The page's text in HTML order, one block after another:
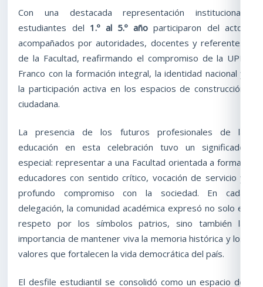
Con una destacada representación institucional,
estudiantes del 1.º al 5.º añoparticiparon del acto,
acompañados por autoridades, docentes y referentes
de la Facultad, reafirmando el compromiso de la UPE
Franco con la formación integral, la identidad nacional y
la participación activa en los espacios de construcción
ciudadana.
La presencia de los futuros profesionales de la
educación en esta celebración tuvo un significado
especial: representar a una Facultad orientada a formar
educadores con sentido crítico, vocación de servicio y
profundo compromiso con la sociedad. En cada
delegación, la comunidad académica expresó no solo el
respeto por los símbolos patrios, sino también la
importancia de mantener viva la memoria histórica y los
valores que fortalecen la vida democrática del país.
El desfile estudiantil se consolidó como un espacio de